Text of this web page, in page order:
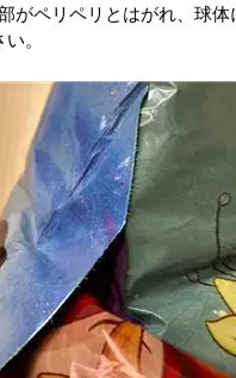
がペリペリとはがれ、球
。